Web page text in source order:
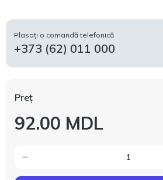
Plasați o comandă telefonică
+373 (62) 011 000
Preț
92.00 MDL